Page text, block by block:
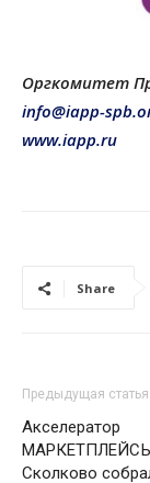
Оргкомитет
info@iapp-
www.iapp.ru
Share
Предыдущая статья
Акселератор
МАРКЕТПЛЕЙСЫ
Сколково